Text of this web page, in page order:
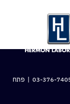
03-376- | פתח